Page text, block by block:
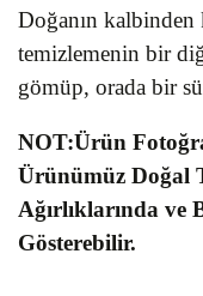
Doğanın kalbinden
temizlemenin bir
gömüp, orada bir
NOT:Ürün
Ürünümüz Doğal
Ağırlıklarında ve
Gösterebilir.